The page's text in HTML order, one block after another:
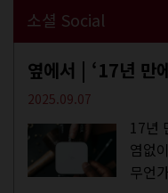
소셜 Social
옆에서 | ‘17년 만
2025.09.07
17년
염없
무언